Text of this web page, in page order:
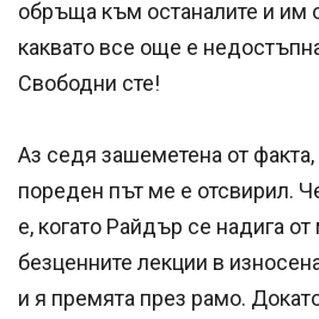
обръща към останалите и им
каквато все още е
Свободни сте!
Аз седя зашеметена от
пореден път ме е отсвирил.
е, когато Райдър се надига от
безценните лекции в
и я премята през рамо.